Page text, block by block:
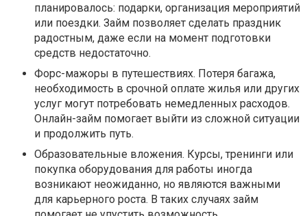
планировалось: подарки, организация мероприятий
или поездки. Займ позволяет сделать праздник
радостным, даже если на момент подготовки
средств недостаточно.
Форс-мажоры в путешествиях. Потеря багажа,
необходимость в срочной оплате жилья или других
услуг могут потребовать немедленных расходов.
Онлайн-займ помогает выйти из сложной ситуации
и продолжить путь.
Образовательные вложения. Курсы, тренинги или
покупка оборудования для работы иногда
возникают неожиданно, но являются важными
для карьерного роста. В таких случаях займ